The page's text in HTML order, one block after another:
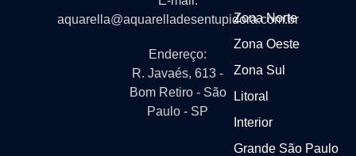
aquarella@aquarelladesentupidora.com.br
Endereço:
R. Javaés, 613 -
Bom Retiro - São
Paulo - SP
Zona Norte
Zona Oeste
Zona Sul
Litoral
Interior
Grande São Paulo